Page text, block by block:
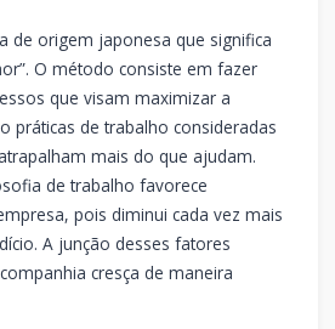
de origem japonesa que significa
O método consiste em fazer
que visam maximizar a
práticas de trabalho consideradas
mais do que ajudam.
de trabalho favorece
pois diminui cada vez mais
A junção desses fatores
cresça de maneira